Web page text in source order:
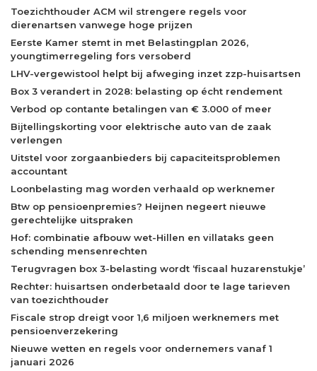
Toezichthouder ACM wil strengere regels voor
dierenartsen vanwege hoge prijzen
Eerste Kamer stemt in met Belastingplan 2026,
youngtimerregeling fors versoberd
LHV-vergewistool helpt bij afweging inzet zzp-huisartsen
Box 3 verandert in 2028: belasting op écht rendement
Verbod op contante betalingen van € 3.000 of meer
Bijtellingskorting voor elektrische auto van de zaak
verlengen
Uitstel voor zorgaanbieders bij capaciteitsproblemen
accountant
Loonbelasting mag worden verhaald op werknemer
Btw op pensioenpremies? Heijnen negeert nieuwe
gerechtelijke uitspraken
Hof: combinatie afbouw wet-Hillen en villataks geen
schending mensenrechten
Terugvragen box 3-belasting wordt ‘fiscaal huzarenstukje’
Rechter: huisartsen onderbetaald door te lage tarieven
van toezichthouder
Fiscale strop dreigt voor 1,6 miljoen werknemers met
pensioenverzekering
Nieuwe wetten en regels voor ondernemers vanaf 1
januari 2026